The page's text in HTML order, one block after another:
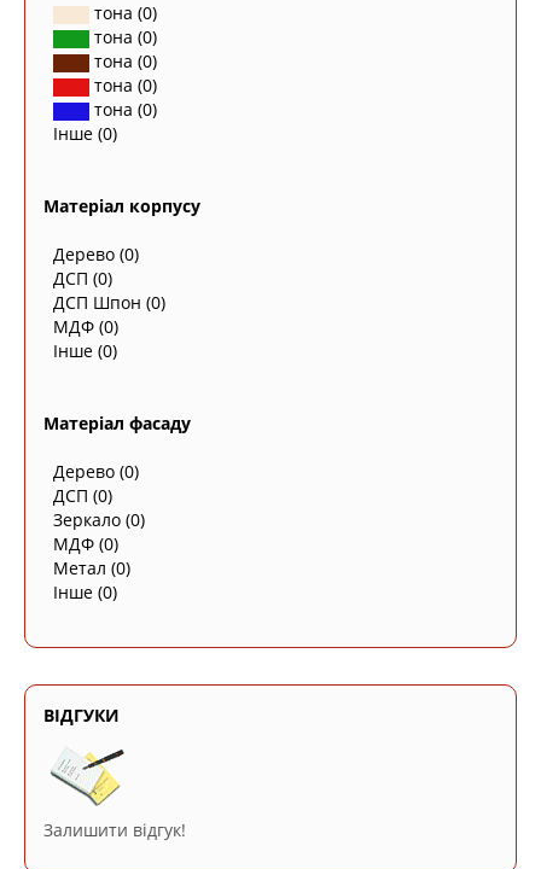
тона (0)
тона (0)
тона (0)
тона (0)
тона (0)
Інше (0)
Матеріал корпусу
Дерево (0)
ДСП (0)
ДСП Шпон (0)
МДФ (0)
Інше (0)
Матеріал фасаду
Дерево (0)
ДСП (0)
Зеркало (0)
МДФ (0)
Метал (0)
Інше (0)
ВІДГУКИ
Залишити відгук!